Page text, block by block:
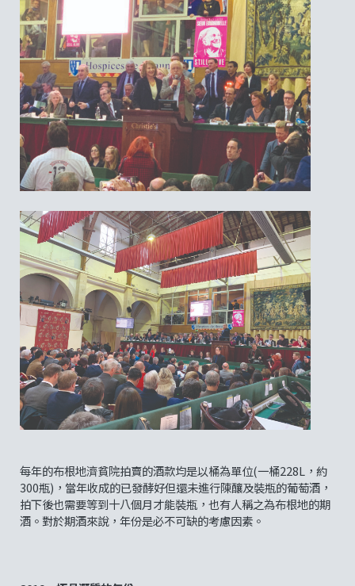
每年的布根地濟貧院拍賣的酒款均是以桶為單位(一桶228L，約
300瓶)，當年收成的已發酵好但還未進行陳釀及裝瓶的葡萄酒，
拍下後也需要等到十八個月才能裝瓶，也有人稱之為布根地的期
酒。對於期酒來說，年份是必不可缺的考慮因素。